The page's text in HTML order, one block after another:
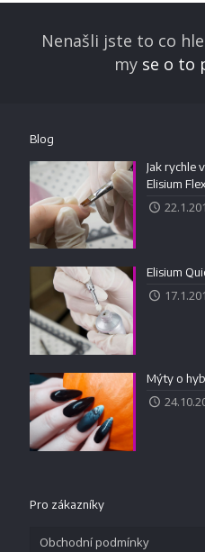
Nenašli jste to co
my se o to
Blog
Jak rychle
Elisium
Elisium
Mýty o
Pro zákazníky
Obchodní podmínky